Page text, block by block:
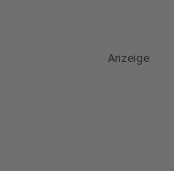
Anzeige